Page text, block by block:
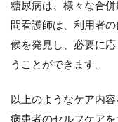
糖尿病は、様々な合
問看護師は、利用者
候を発見し、必要に
うことができます。
以上のようなケア内
病患者のセルフケア